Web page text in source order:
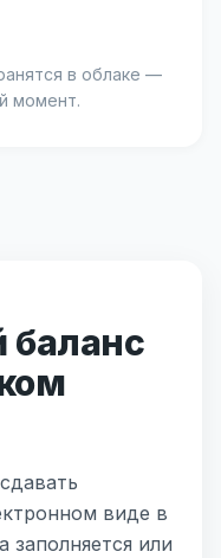
в облаке —
момент.
баланс
виде в
или